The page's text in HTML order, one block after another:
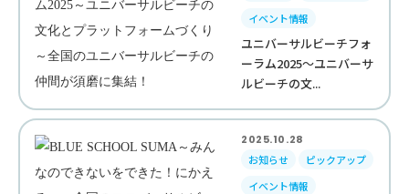
イベント情報
ユニバーサルビーチフォ
ーラム2025～ユニバーサ
ルビーチの文...
2025.10.28
お知らせ
ピックアップ
イベント情報